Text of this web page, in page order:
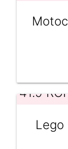
41.9
Lego